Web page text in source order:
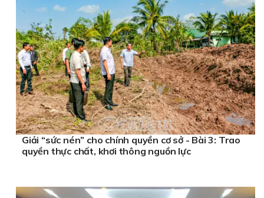
Giải “sức nén” cho chính quyền cơ sở - Bài 3: Trao
quyền thực chất, khơi thông nguồn lực